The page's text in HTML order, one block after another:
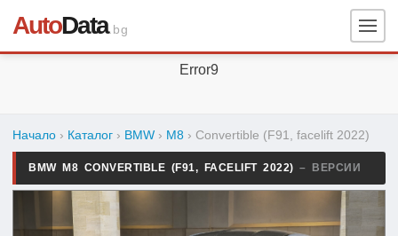
AutoData.bg
Error9
Начало › Каталог › BMW › M8 › Convertible (F91, facelift 2022)
BMW M8 CONVERTIBLE (F91, FACELIFT 2022) – ВЕРСИИ